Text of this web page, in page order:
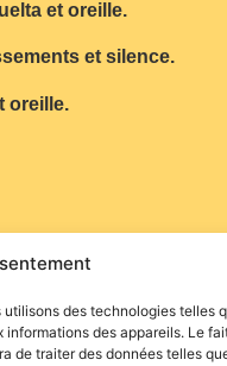
des technologies telles
des appareils. Le
de traiter des données telles
et oreille.
et silence.
oreille.